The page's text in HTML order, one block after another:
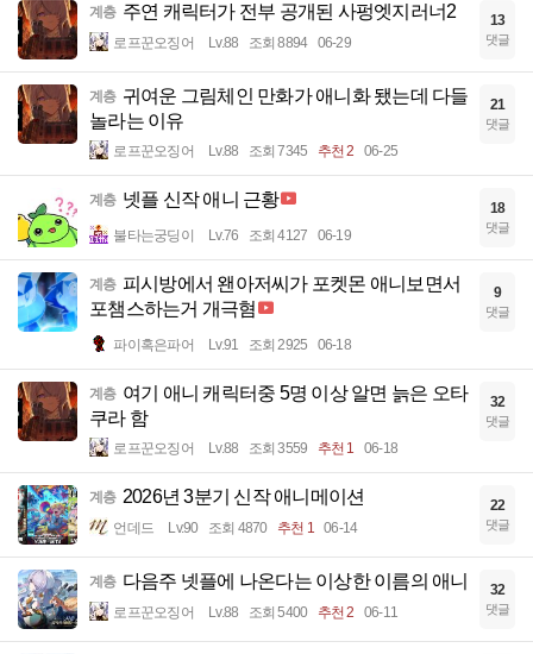
계층 주연 캐릭터가 전부 공개된 사펑엣지러너2
로프꾼오징어 Lv.88 조회 8894 06-29
13
댓글
계층 귀여운 그림체인 만화가 애니화 됐는데 다들
놀라는 이유
로프꾼오징어 Lv.88 조회 7345 추천 2 06-25
21
댓글
계층 넷플 신작 애니 근황
불타는궁딩이 Lv.76 조회 4127 06-19
18
댓글
계층 피시방에서 왠아저씨가 포켓몬 애니보면서
포챔스하는거 개극혐
파이혹은파어 Lv.91 조회 2925 06-18
9
댓글
계층 여기 애니 캐릭터중 5명 이상 알면 늙은 오타
쿠라 함
로프꾼오징어 Lv.88 조회 3559 추천 1 06-18
32
댓글
계층 2026년 3분기 신작 애니메이션
언데드 Lv.90 조회 4870 추천 1 06-14
22
댓글
계층 다음주 넷플에 나온다는 이상한 이름의 애니
로프꾼오징어 Lv.88 조회 5400 추천 2 06-11
32
댓글